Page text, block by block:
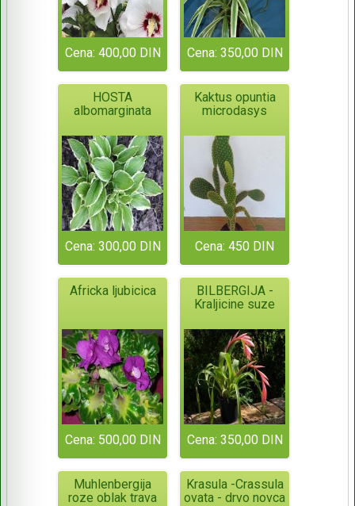
Cena: 400,00 DIN Cena: 350,00 DIN
HOSTA
albomarginata
Cena: 300,00 DIN
Kaktus opuntia
microdasys
Cena: 450 DIN
Africka ljubicica
Cena: 500,00 DIN
BILBERGIJA -
Kraljicine suze
Cena: 350,00 DIN
Muhlenbergija
roze oblak trava
Krasula -Crassula
ovata - drvo novca